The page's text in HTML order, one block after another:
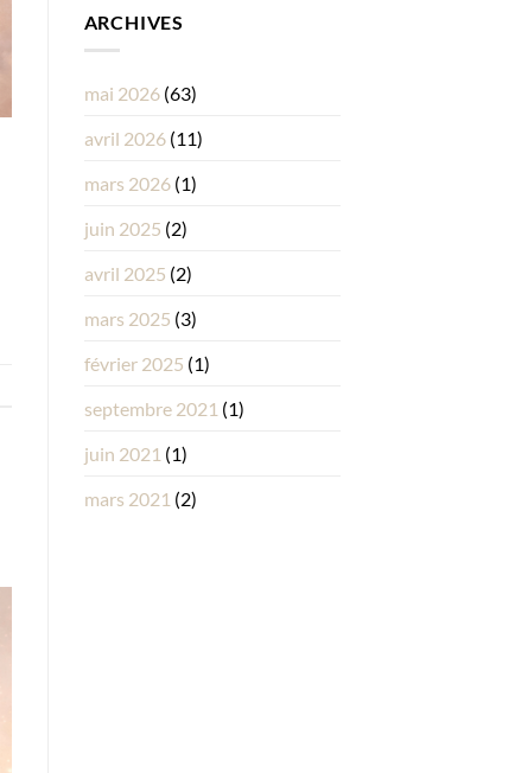
ARCHIVES
mai 2026(63)
avril 2026(11)
mars 2026(1)
juin 2025 (2)
avril 2025 (2)
mars 2025 (3)
février 2025 (1)
septembre 2021 (1)
juin 2021 (1)
mars 2021 (2)